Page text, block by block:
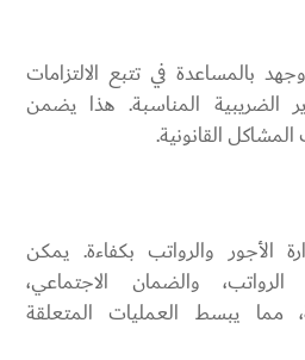
بالمساعدة في تتبع الالتزامات
الضريبية المناسبة. هذا يضمن
القانونية.
الأجور والرواتب بكفاءة. يمكن
والضمان الاجتماعي،
مما يبسط العمليات المتعلقة